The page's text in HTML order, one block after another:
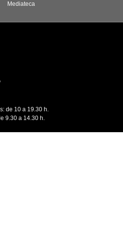
Mediateca
de 10 a 19.30 h.
9.30 a 14.30 h.